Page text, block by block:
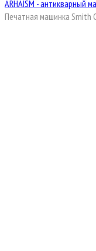
ARHAISM - антикварный
Печатная машинка Smith